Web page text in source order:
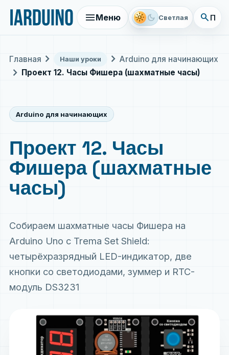
menuМеню light_mode dark_mode Светлая search
Главная chevron_right Наши уроки chevron_right Arduino для начинающих
chevron_right Проект 12. Часы Фишера (шахматные часы)
Arduino для начинающих
Проект 12. Часы
Фишера (шахматные
часы)
Собираем шахматные часы Фишера на
Arduino Uno с Trema Set Shield:
четырёхразрядный LED-индикатор, две
кнопки со светодиодами, зуммер и RTC-
модуль DS3231